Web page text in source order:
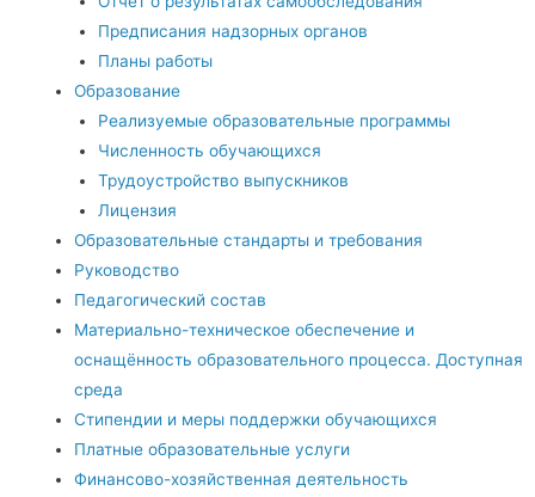
Предписания надзорных органов
Планы работы
Образование
Реализуемые образовательные программы
Численность обучающихся
Трудоустройство выпускников
Лицензия
Образовательные стандарты и требования
Руководство
Педагогический состав
Материально-техническое обеспечение и
оснащённость образовательного процесса. Доступная
среда
Стипендии и меры поддержки обучающихся
Платные образовательные услуги
Финансово-хозяйственная деятельность